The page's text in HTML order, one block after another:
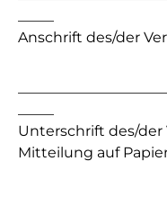
Anschrift des/der
Unterschrift des/der
Mitteilung auf